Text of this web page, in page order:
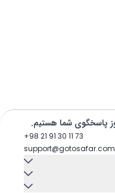
+98 21 91 30 11 73
support@gotosafar.com